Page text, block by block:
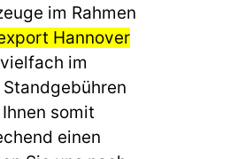
im Rahmen
Hannover
im
somit
einen